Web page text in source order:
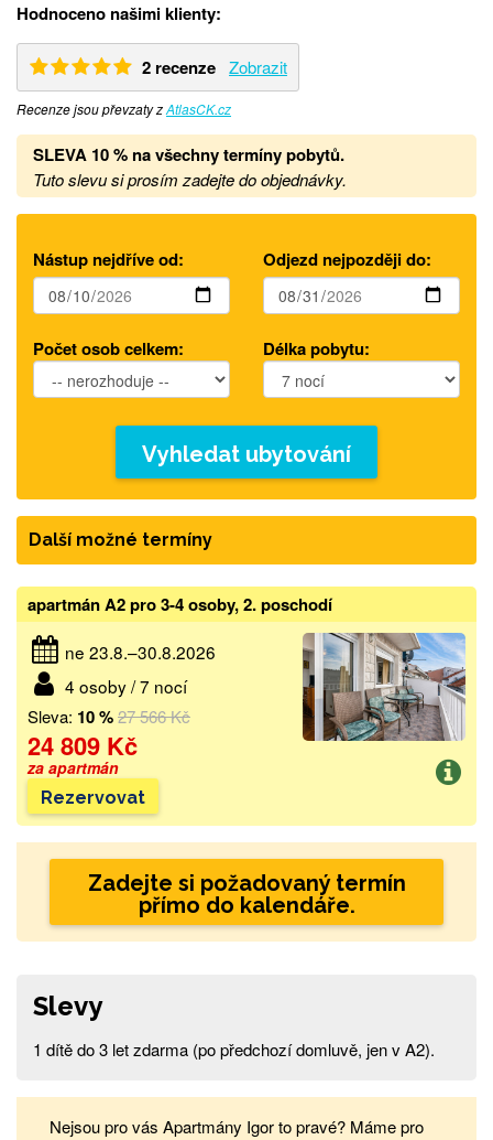
Hodnoceno našimi klienty:
2 recenze Zobrazit
Recenze jsou převzaty zAtlasCK.cz
SLEVA 10 % na všechny termíny pobytů.
Tuto slevu si prosím zadejte do objednávky.
Nástup nejdříve od: Odjezd nejpozději do:
Počet osob celkem: Délka pobytu:
Vyhledat ubytování
Další možné termíny
apartmán A2 pro 3-4 osoby, 2. poschodí
ne 23.8.–30.8.2026
4 osoby / 7 nocí
Sleva: 10 %27 566 Kč
24 809 Kč
za apartmán
Rezervovat
Zadejte si požadovaný termín
přímo do kalendáře.
Slevy
1 dítě do 3 let zdarma (po předchozí domluvě, jen v A2).
Nejsou pro vás Apartmány Igor to pravé? Máme pro